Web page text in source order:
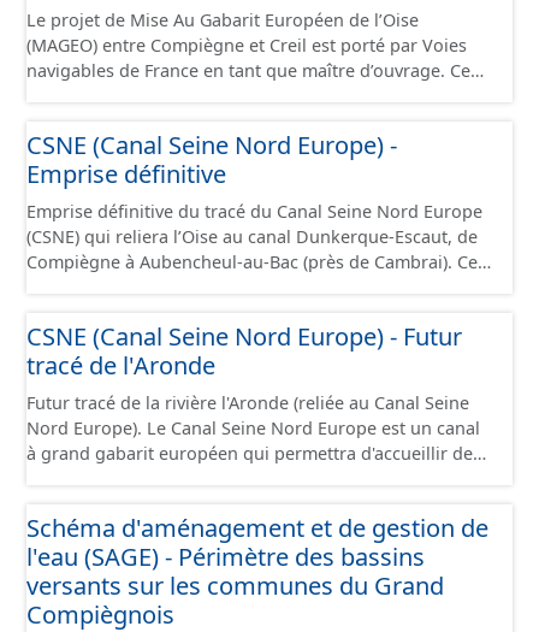
la partie du sud CSNE.
Le projet de Mise Au Gabarit Européen de l’Oise
(MAGEO) entre Compiègne et Creil est porté par Voies
navigables de France en tant que maître d’ouvrage. Ce
Creil, afin d’accueillir des convois gabarit européen Vb
transportant jusqu’à 4 400 tonnes de marchandises. Ce
projet se situe au débouché sud du canal Seine-Nord
Europe, maillon central de la liaison fluviale Seine-
Escaut. Il s’étend sur 42 kilomètres de linéaire, depuis le
pont SNCF de Compiègne jusqu’à l’écluse de Creil, et
Cette ressource contient le périmètre de la déclaration
d'utilité publique (DUP).
CSNE (Canal Seine Nord Europe) -
Emprise définitive
Emprise définitive du tracé du Canal Seine Nord Europe
(CSNE) qui reliera l’Oise au canal Dunkerque-Escaut, de
Compiègne à Aubencheul-au-Bac (près de Cambrai). Ce
jusque 11,40 mètres de large, pouvant contenir 4 400
tonnes de marchandises, soit l'équivalent de 220
la partie du sud CSNE.
CSNE (Canal Seine Nord Europe) - Futur
tracé de l'Aronde
Futur tracé de la rivière l'Aronde (reliée au Canal Seine
Nord Europe). Le Canal Seine Nord Europe est un canal
à grand gabarit européen qui permettra d'accueillir des
tonnes de marchandises, soit l'équivalent de 220
camions. Il reliera l’Oise au canal Dunkerque-Escaut, de
Compiègne à Aubencheul-au-Bac (près de Cambrai).
Schéma d'aménagement et de gestion de
l'eau (SAGE) - Périmètre des bassins
versants sur les communes du Grand
Compiègnois